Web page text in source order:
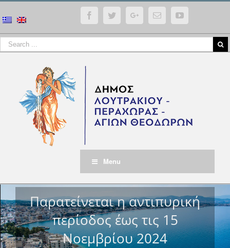
FacebookTwitterGoogle+Email YouTube
Menu
Παρατείνεται η αντιπυρική
περίοδος έως τις 15
Νοεμβρίου 2024